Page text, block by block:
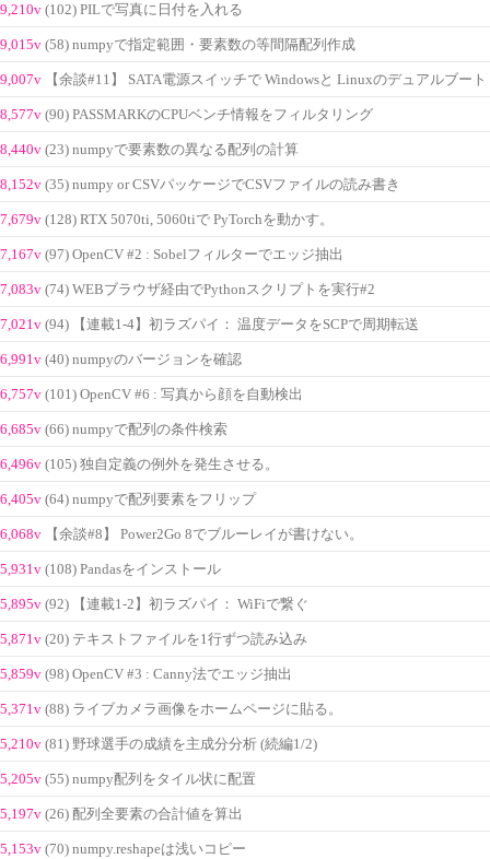
9,210v (102) PILで写真に日付を入れる
9,015v (58) numpyで指定範囲・要素数の等間隔配列作成
9,007v 【余談#11】 SATA電源スイッチで Windowsと Linuxのデュアルブート
8,577v (90) PASSMARKのCPUベンチ情報をフィルタリング
8,440v (23) numpyで要素数の異なる配列の計算
8,152v (35) numpy or CSVパッケージでCSVファイルの読み書き
7,679v (128) RTX 5070ti, 5060tiで PyTorchを動かす。
7,167v (97) OpenCV #2 : Sobelフィルターでエッジ抽出
7,083v (74) WEBブラウザ経由でPythonスクリプトを実行#2
7,021v (94) 【連載1-4】初ラズパイ： 温度データをSCPで周期転送
6,991v (40) numpyのバージョンを確認
6,757v (101) OpenCV #6 : 写真から顔を自動検出
6,685v (66) numpyで配列の条件検索
6,496v (105) 独自定義の例外を発生させる。
6,405v (64) numpyで配列要素をフリップ
6,068v 【余談#8】 Power2Go 8でブルーレイが書けない。
5,931v (108) Pandasをインストール
5,895v (92) 【連載1-2】初ラズパイ： WiFiで繋ぐ
5,871v (20) テキストファイルを1行ずつ読み込み
5,859v (98) OpenCV #3 : Canny法でエッジ抽出
5,371v (88) ライブカメラ画像をホームページに貼る。
5,210v (81) 野球選手の成績を主成分分析 (続編1/2)
5,205v (55) numpy配列をタイル状に配置
5,197v (26) 配列全要素の合計値を算出
5,153v (70) numpy.reshapeは浅いコピー